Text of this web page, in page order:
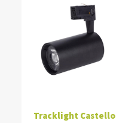
Tracklight Castello